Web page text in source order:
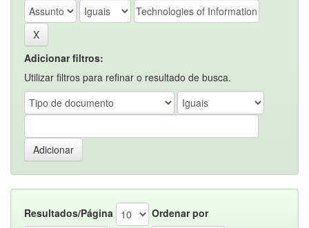
Adicionar filtros:
Utilizar filtros para refinar o resultado de busca.
Resultados/Página
Ordenar por